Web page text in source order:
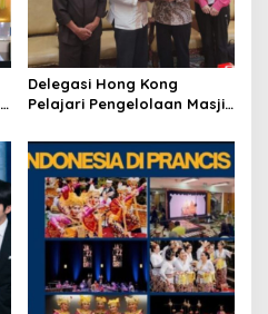
Delegasi Hong Kong
Pelajari Pengelolaan Masjid